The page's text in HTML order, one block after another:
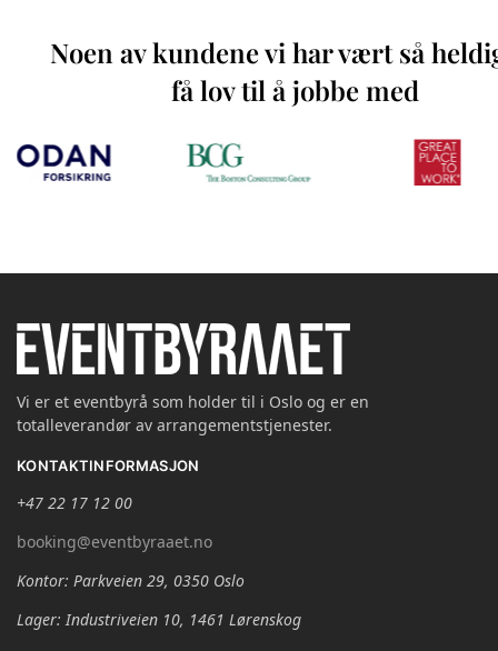
Noen av kundene vi har vært så
få lov til å jobbe med
Vi er et eventbyrå som holder til i Oslo og er en
totalleverandør av arrangementstjenester.
KONTAKTINFORMASJON
+47 22 17 12 00
booking@eventbyraaet.no
Kontor: Parkveien 29, 0350 Oslo
Lager: Industriveien 10, 1461 Lørenskog